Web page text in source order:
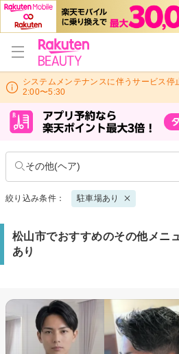
システムメンテナンスに伴うサービス
2:00〜5:30
その他(ヘア)
絞り込み条件： 駐車場あり
松山市でおすすめのその他メニ
あり